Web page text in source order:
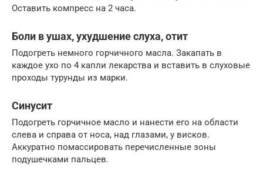
Оставить компресс на 2 часа.
Боли в ушах, ухудшение слуха, отит
Подогреть немного горчичного масла. Закапать в
каждое ухо по 4 капли лекарства и вставить в слуховые
проходы турунды из марки.
Синусит
Подогреть горчичное масло и нанести его на области
слева и справа от носа, над глазами, у висков.
Аккуратно помассировать перечисленные зоны
подушечками пальцев.